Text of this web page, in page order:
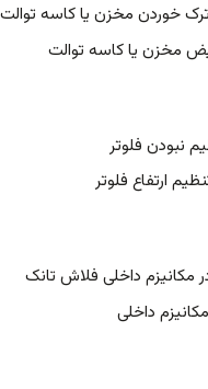
خوردن مخزن یا کاسه توالت
مخزن یا کاسه توالت
نبودن فلوتر
ارتفاع فلوتر
داخلی فلاش تانک
داخلی